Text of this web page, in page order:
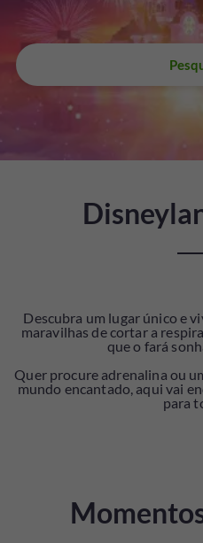
Descubra um lugar único e
maravilhas de cortar a
que o fará
Quer procure adrenalina ou
mundo encantado, aqui vai
para